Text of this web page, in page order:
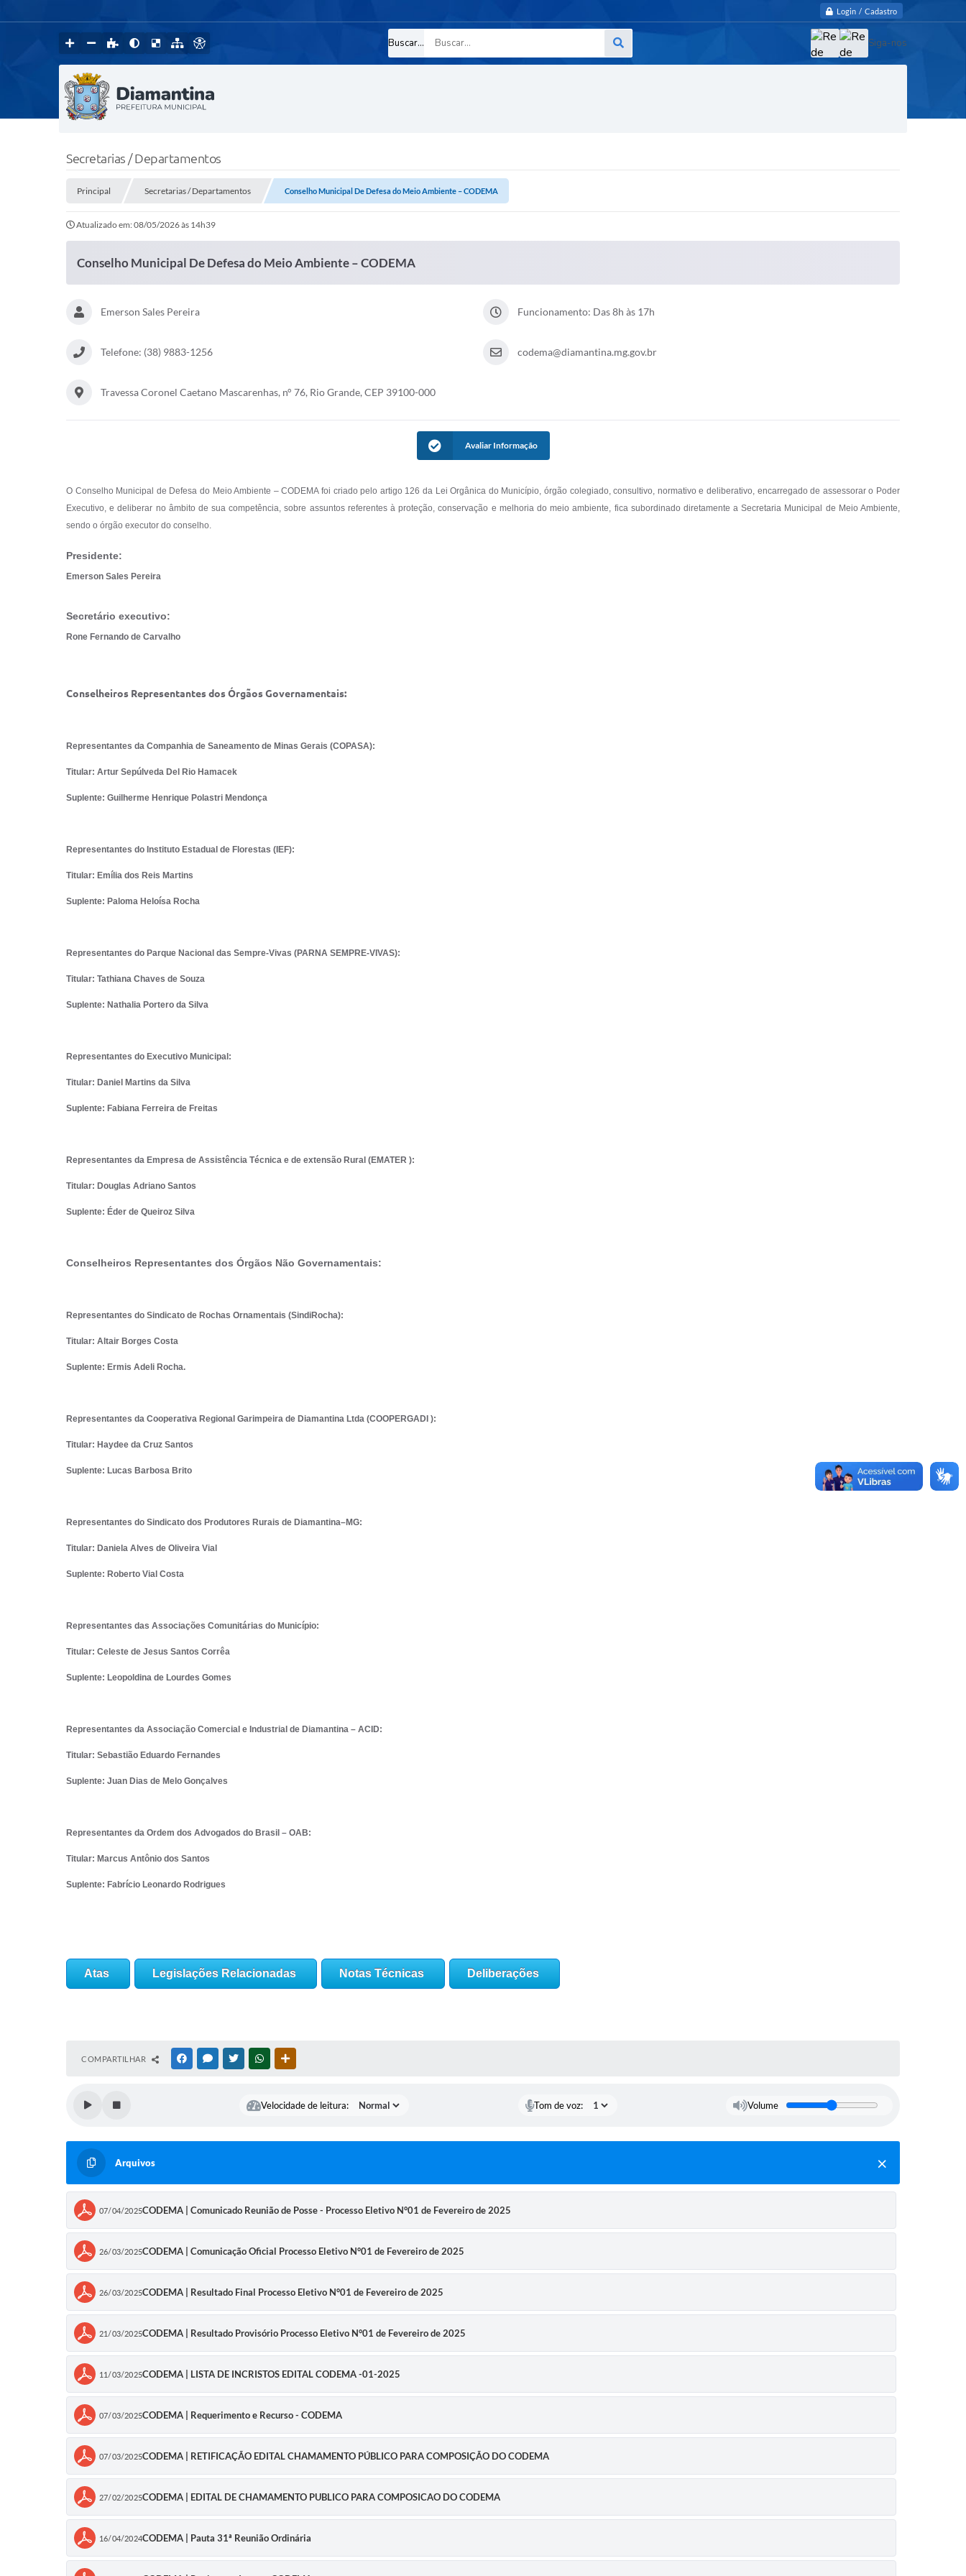
Login / Cadastro
Buscar... Siga-nos
Secretarias / Departamentos
Principal Secretarias / Departamentos Conselho Municipal De Defesa do Meio Ambiente – CODEMA
Atualizado em: 08/05/2026 às 14h39
Conselho Municipal De Defesa do Meio Ambiente – CODEMA
Emerson Sales Pereira Funcionamento: Das 8h às 17h
Telefone: (38) 9883-1256 codema@diamantina.mg.gov.br
Travessa Coronel Caetano Mascarenhas, n° 76, Rio Grande, CEP 39100-000
Avaliar Informação
O Conselho Municipal de Defesa do Meio Ambiente – CODEMA foi criado pelo artigo 126 da Lei Orgânica do Município, órgão colegiado, consultivo, normativo e deliberativo, encarregado de assessorar o Poder
Executivo, e deliberar no âmbito de sua competência, sobre assuntos referentes à proteção, conservação e melhoria do meio ambiente, fica subordinado diretamente a Secretaria Municipal de Meio Ambiente,
sendo o órgão executor do conselho.
Presidente:
Emerson Sales Pereira
Secretário executivo:
Rone Fernando de Carvalho
Conselheiros Representantes dos Órgãos Governamentais:
Representantes da Companhia de Saneamento de Minas Gerais (COPASA):
Titular: Artur Sepúlveda Del Rio Hamacek
Suplente: Guilherme Henrique Polastri Mendonça
Representantes do Instituto Estadual de Florestas (IEF):
Titular: Emília dos Reis Martins
Suplente: Paloma Heloísa Rocha
Representantes do Parque Nacional das Sempre-Vivas (PARNA SEMPRE-VIVAS):
Titular: Tathiana Chaves de Souza
Suplente: Nathalia Portero da Silva
Representantes do Executivo Municipal:
Titular: Daniel Martins da Silva
Suplente: Fabiana Ferreira de Freitas
Representantes da Empresa de Assistência Técnica e de extensão Rural (EMATER ):
Titular: Douglas Adriano Santos
Suplente: Éder de Queiroz Silva
Conselheiros Representantes dos Órgãos Não Governamentais:
Representantes do Sindicato de Rochas Ornamentais (SindiRocha):
Titular: Altair Borges Costa
Suplente: Ermis Adeli Rocha.
Representantes da Cooperativa Regional Garimpeira de Diamantina Ltda (COOPERGADI ):
Titular: Haydee da Cruz Santos
Suplente: Lucas Barbosa Brito
Representantes do Sindicato dos Produtores Rurais de Diamantina–MG:
Titular: Daniela Alves de Oliveira Vial
Suplente: Roberto Vial Costa
Representantes das Associações Comunitárias do Município:
Titular: Celeste de Jesus Santos Corrêa
Suplente: Leopoldina de Lourdes Gomes
Representantes da Associação Comercial e Industrial de Diamantina – ACID:
Titular: Sebastião Eduardo Fernandes
Suplente: Juan Dias de Melo Gonçalves
Representantes da Ordem dos Advogados do Brasil – OAB:
Titular: Marcus Antônio dos Santos
Suplente: Fabrício Leonardo Rodrigues
Atas Legislações Relacionadas Notas Técnicas Deliberações
COMPARTILHAR FACEBOOKMESSENGER
TWITTERWHATSAPP
Velocidade de leitura: Tom de voz: Volume
Arquivos
07/04/2025CODEMA | Comunicado Reunião de Posse - Processo Eletivo N°01 de Fevereiro de 2025
26/03/2025CODEMA | Comunicação Oficial Processo Eletivo N°01 de Fevereiro de 2025
26/03/2025CODEMA | Resultado Final Processo Eletivo N°01 de Fevereiro de 2025
21/03/2025CODEMA | Resultado Provisório Processo Eletivo N°01 de Fevereiro de 2025
11/03/2025CODEMA | LISTA DE INCRISTOS EDITAL CODEMA -01-2025
07/03/2025CODEMA | Requerimento e Recurso - CODEMA
07/03/2025CODEMA | RETIFICAÇÃO EDITAL CHAMAMENTO PÚBLICO PARA COMPOSIÇÃO DO CODEMA
27/02/2025CODEMA | EDITAL DE CHAMAMENTO PUBLICO PARA COMPOSICAO DO CODEMA
16/04/2024CODEMA | Pauta 31ª Reunião Ordinária